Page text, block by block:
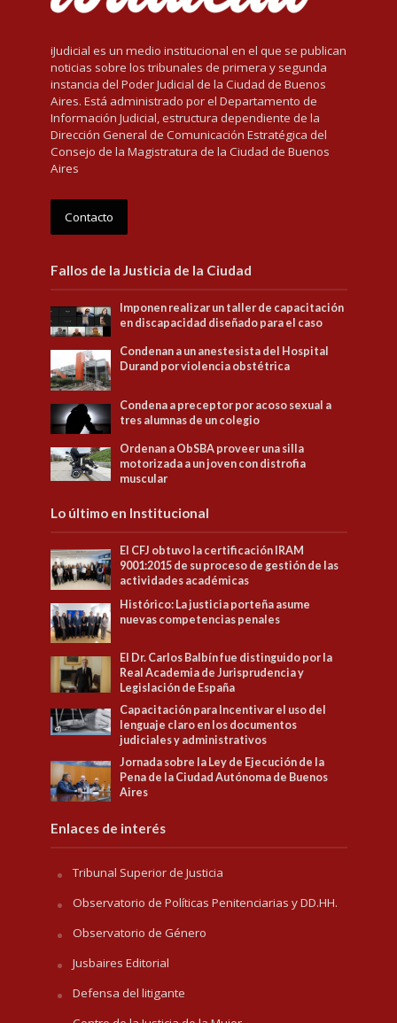
iJudicial es un medio institucional en el que se publican
noticias sobre los tribunales de primera y segunda
instancia del Poder Judicial de la Ciudad de Buenos
Aires. Está administrado por el Departamento de
Información Judicial, estructura dependiente de la
Dirección General de Comunicación Estratégica del
Consejo de la Magistratura de la Ciudad de Buenos
Aires
Contacto
Fallos de la Justicia de la Ciudad
Imponen realizar un taller de capacitación
en discapacidad diseñado para el caso
Condenan a un anestesista del Hospital
Durand por violencia obstétrica
Condena a preceptor por acoso sexual a
tres alumnas de un colegio
Ordenan a ObSBA proveer una silla
motorizada a un joven con distrofia
muscular
Lo último en Institucional
El CFJ obtuvo la certificación IRAM
9001:2015 de su proceso de gestión de las
actividades académicas
Histórico: La justicia porteña asume
nuevas competencias penales
El Dr. Carlos Balbín fue distinguido por la
Real Academia de Jurisprudencia y
Legislación de España
Capacitación para Incentivar el uso del
lenguaje claro en los documentos
judiciales y administrativos
Jornada sobre la Ley de Ejecución de la
Pena de la Ciudad Autónoma de Buenos
Aires
Enlaces de interés
Tribunal Superior de Justicia
Observatorio de Políticas Penitenciarias y DD.HH.
Observatorio de Género
Jusbaires Editorial
Defensa del litigante